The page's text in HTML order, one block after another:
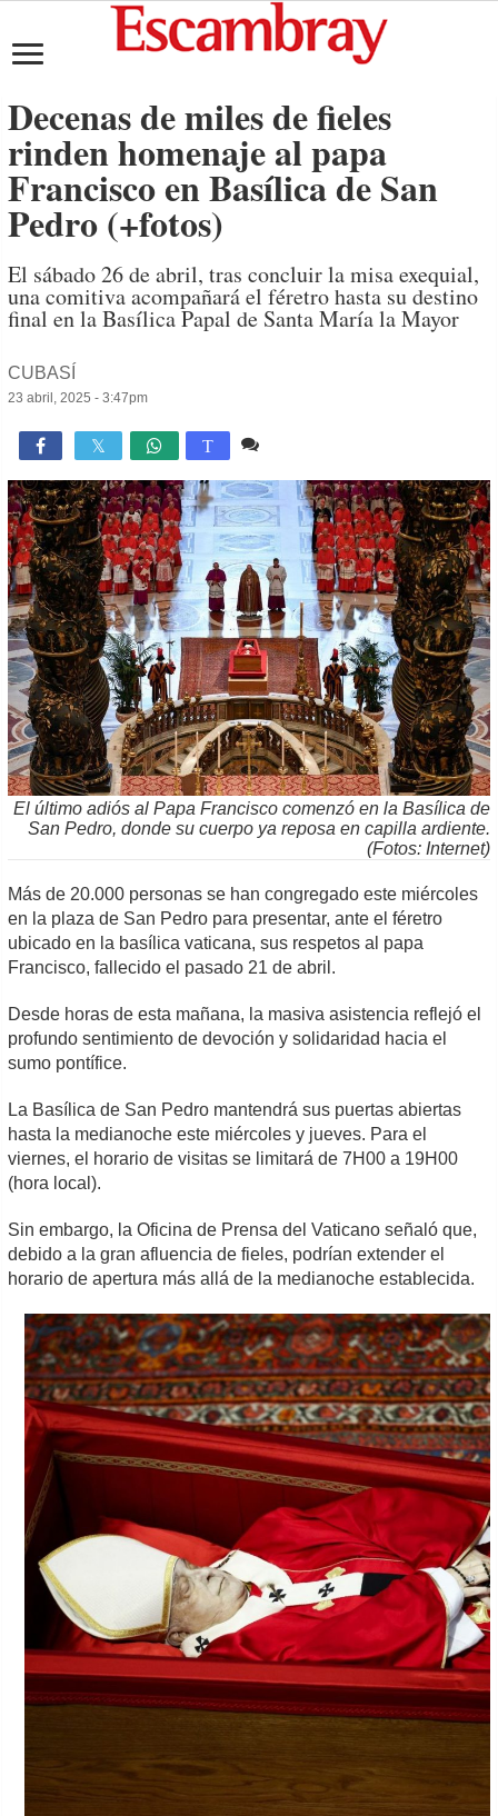
Decenas de miles de fieles
rinden homenaje al papa
Francisco en Basílica de San
Pedro (+fotos)
El sábado 26 de abril, tras concluir la misa exequial,
una comitiva acompañará el féretro hasta su destino
final en la Basílica Papal de Santa María la Mayor
CUBASÍ
23 abril, 2025 - 3:47pm
 T
El último adiós al Papa Francisco comenzó en la Basílica de
San Pedro, donde su cuerpo ya reposa en capilla ardiente.
(Fotos: Internet)
Más de 20.000 personas se han congregado este miércoles
en la plaza de San Pedro para presentar, ante el féretro
ubicado en la basílica vaticana, sus respetos al papa
Francisco, fallecido el pasado 21 de abril.
Desde horas de esta mañana, la masiva asistencia reflejó el
profundo sentimiento de devoción y solidaridad hacia el
sumo pontífice.
La Basílica de San Pedro mantendrá sus puertas abiertas
hasta la medianoche este miércoles y jueves. Para el
viernes, el horario de visitas se limitará de 7H00 a 19H00
(hora local).
Sin embargo, la Oficina de Prensa del Vaticano señaló que,
debido a la gran afluencia de fieles, podrían extender el
horario de apertura más allá de la medianoche establecida.